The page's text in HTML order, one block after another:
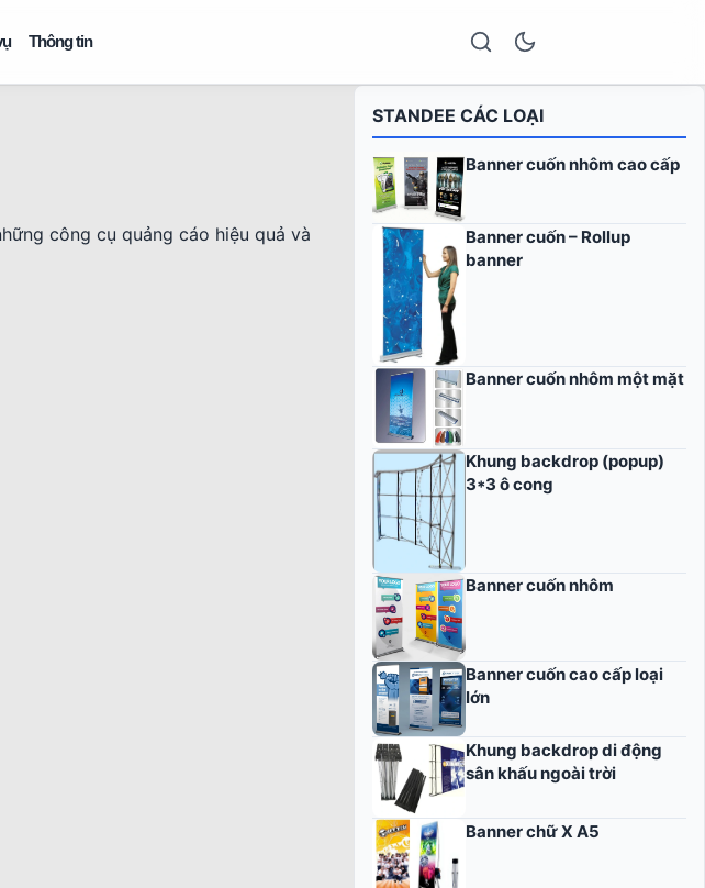
Thông tin
công cụ quảng cáo hiệu quả và
STANDEE CÁC LOẠI
Banner cuốn nhôm cao cấp
Banner cuốn – Rollup
banner
Banner cuốn nhôm một mặt
Khung backdrop (popup)
3*3 ô cong
Banner cuốn nhôm
Banner cuốn cao cấp loại
lớn
Khung backdrop di động
sân khấu ngoài trời
Banner chữ X A5